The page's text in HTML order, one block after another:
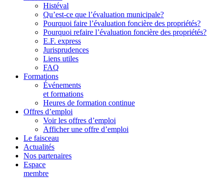
Histéval
Qu’est-ce que l’évaluation municipale?
Pourquoi faire l’évaluation foncière des propriétés?
Pourquoi refaire l’évaluation foncière des propriétés?
E.F. express
Jurisprudences
Liens utiles
FAQ
Formations
Événements
et formations
Heures de formation continue
Offres d’emploi
Voir les offres d’emploi
Afficher une offre d’emploi
Le faisceau
Actualités
Nos partenaires
Espace
membre